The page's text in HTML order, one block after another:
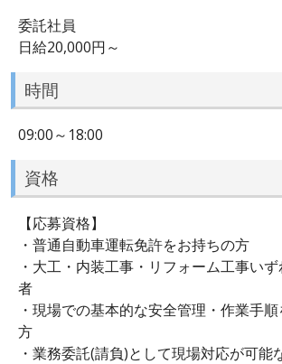
委託社員
日給20,000円～
時間
09:00～18:00
資格
【応募資格】
・普通自動車運転免許をお持ちの方
・大工・内装工事・リフォーム工事い
者
・現場での基本的な安全管理・作業手
方
・業務委託(請負)として現場対応が可能